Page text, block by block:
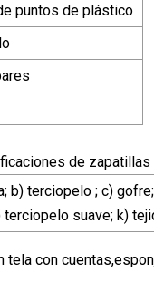
puntos de plástico
de zapatillas
b) terciopelo ; c)
terciopelo suave; k)
tela con